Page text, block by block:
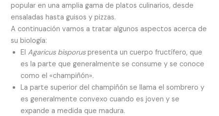
popular en una amplia gama de platos culinarios, desde
ensaladas hasta guisos y pizzas.
A continuación vamos a tratar algunos aspectos acerca de
su biología:
ElAgaricus bisporuspresenta un cuerpo fructífero, que
es la parte que generalmente se consume y se conoce
como el «champiñón».
La parte superior del champiñón se llama el sombrero y
es generalmente convexo cuando es joven y se
expande a medida que madura.